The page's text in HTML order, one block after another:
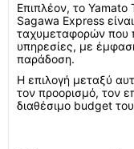
Επιπλέον, το
Sagawa Express
ταχυμεταφορών που
υπηρεσίες, με
παράδοση.
Η επιλογή μεταξύ
τον προορισμό, τον
διαθέσιμο budget